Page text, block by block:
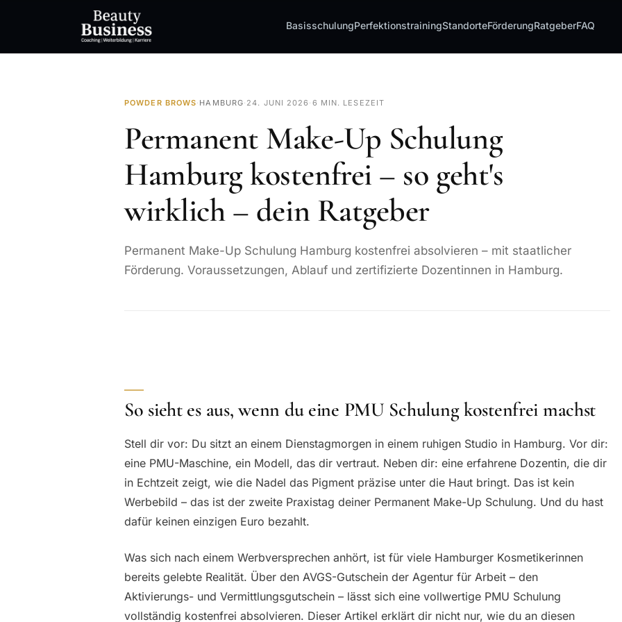
BasisschulungPerfektionstrainingStandorteFörderungRatgeberFAQ
POWDER BROWS· HAMBURG· 24. JUNI 2026 · 6 MIN. LESEZEIT
Permanent Make-Up Schulung
Hamburg kostenfrei – so geht's
wirklich – dein Ratgeber
Permanent Make-Up Schulung Hamburg kostenfrei absolvieren – mit staatlicher
Förderung. Voraussetzungen, Ablauf und zertifizierte Dozentinnen in Hamburg.
So sieht es aus, wenn du eine PMU Schulung kostenfrei machst
Stell dir vor: Du sitzt an einem Dienstagmorgen in einem ruhigen Studio in Hamburg. Vor dir:
eine PMU-Maschine, ein Modell, das dir vertraut. Neben dir: eine erfahrene Dozentin, die dir
in Echtzeit zeigt, wie die Nadel das Pigment präzise unter die Haut bringt. Das ist kein
Werbebild – das ist der zweite Praxistag deiner Permanent Make-Up Schulung. Und du hast
dafür keinen einzigen Euro bezahlt.
Was sich nach einem Werbversprechen anhört, ist für viele Hamburger Kosmetikerinnen
bereits gelebte Realität. Über den AVGS-Gutschein der Agentur für Arbeit – den
Aktivierungs- und Vermittlungsgutschein – lässt sich eine vollwertige PMU Schulung
vollständig kostenfrei absolvieren. Dieser Artikel erklärt dir nicht nur, wie du an diesen